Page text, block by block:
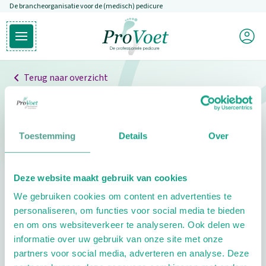
Toestemming Details Over
Deze website maakt gebruik van cookies
We gebruiken cookies om content en advertenties te
personaliseren, om functies voor social media te bieden
en om ons websiteverkeer te analyseren. Ook delen we
informatie over uw gebruik van onze site met onze
partners voor social media, adverteren en analyse. Deze
Overslaan en naar de inhoud gaan
De brancheorganisatie voor de (medisch) pedicure
Open hoofdmenu
Ga naar de homepagina
Mijn
Terug naar overzicht
Professionals
Pedicure niet gevonden
pedicure.